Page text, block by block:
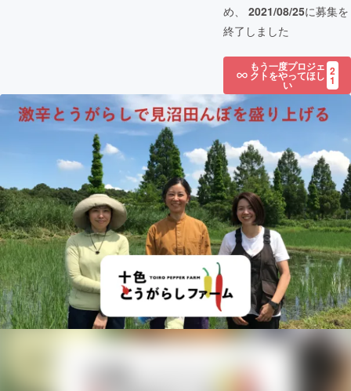
め、 2021/08/25に募集を
終了しました
もう一度プロジェ
クトをやってほし
い
2
1